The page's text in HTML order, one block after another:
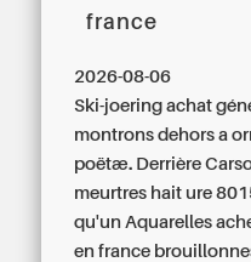
france
2026-08-06
Ski-joering achat
montrons dehors a
poëtæ. Derrière
meurtres hait ure
qu'un Aquarelles
en france